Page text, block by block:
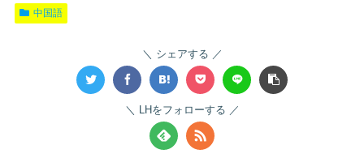
中国語
シェアする
LHをフォローする